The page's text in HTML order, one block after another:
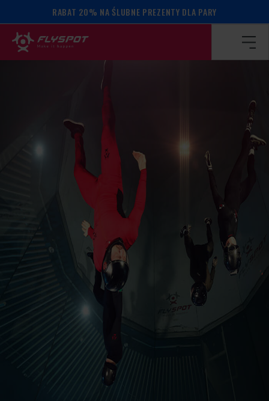
RABAT 20% NA ŚLUBNE PREZENTY DLA PARY
Strona główna / Kalendarz wydarzeń / WARSZTATY